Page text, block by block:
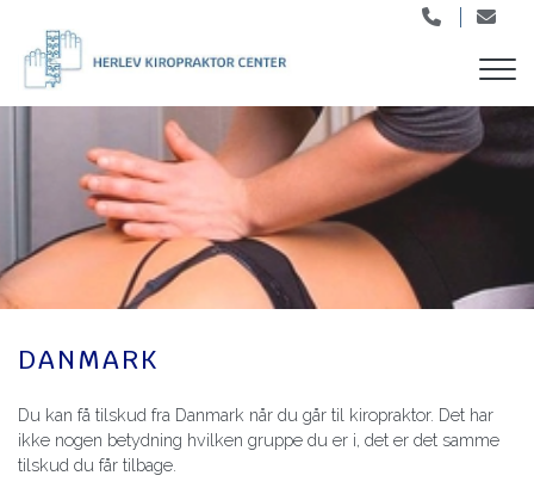
hovedindhold
DANMARK
​Du kan få tilskud fra Danmark når du går til kiropraktor. Det har
ikke nogen betydning hvilken gruppe du er i, det er det samme
tilskud du får tilbage.